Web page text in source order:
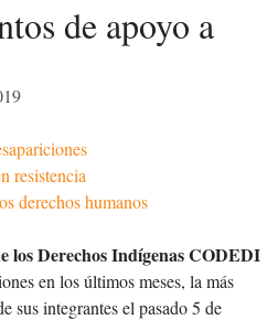
de apoyo a
resistencia
derechos humanos
los Derechos Indígenas CODEDI
en los últimos meses, la más
sus integrantes el pasado 5 de